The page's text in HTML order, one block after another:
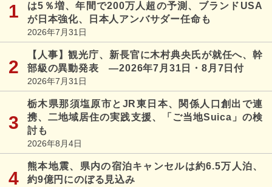
は5％増、年間で200万人超の予測、ブランドUSA
が日本強化、日本人アンバサダー任命も
2026年7月31日
【人事】観光庁、新長官に木村典央氏が就任へ、幹
部級の異動発表 ―2026年7月31日・8月7日付
2026年7月31日
栃木県那須塩原市とJR東日本、関係人口創出で連
携、二地域居住の実践支援、「ご当地Suica」の検
討も
2026年8月4日
熊本地震、県内の宿泊キャンセルは約6.5万人泊、
約9億円にのぼる見込み